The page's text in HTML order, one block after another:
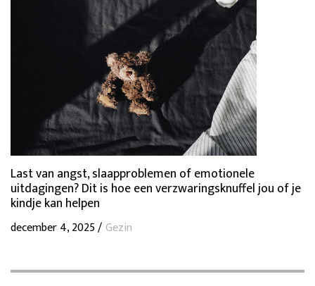
Last van angst, slaapproblemen of emotionele
uitdagingen? Dit is hoe een verzwaringsknuffel jou of je
kindje kan helpen
december 4, 2025 /Gezin